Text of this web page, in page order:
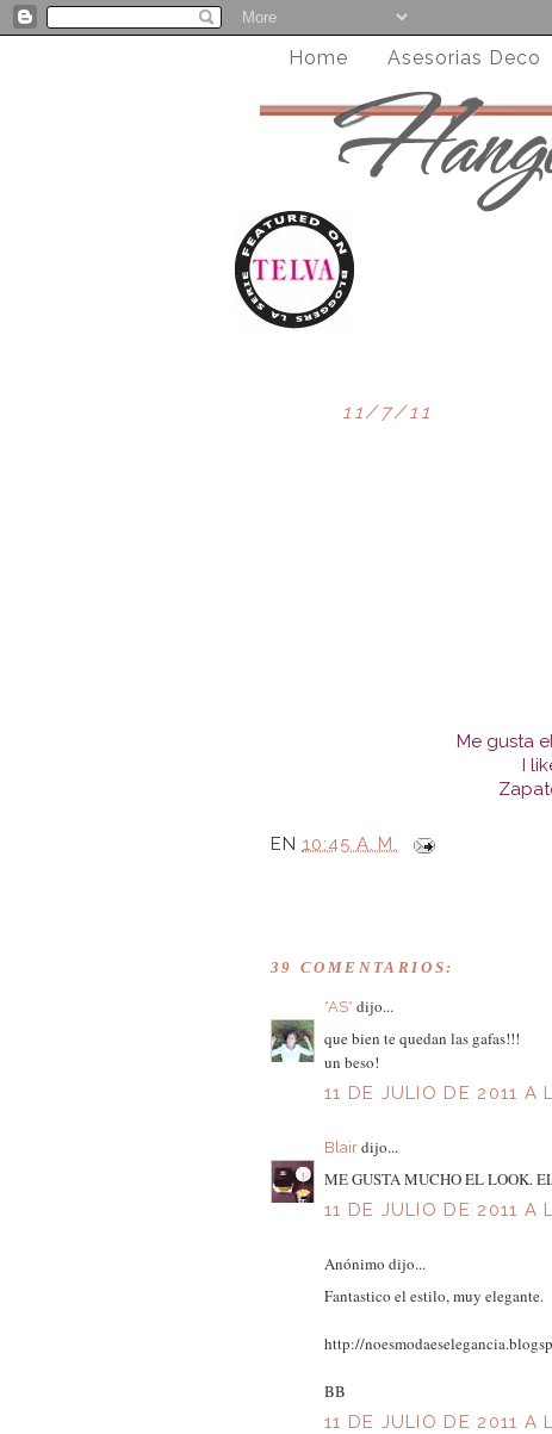
Home Asesorias Deco
11/7/11
Me gusta
I
EN 10:45 A. M.
39 COMENTARIOS:
*AS* dijo...
que bien te quedan las gafas!!!
un beso!
11 DE JULIO DE 2011 A
Blairdijo...
ME GUSTA MUCHO EL LOOK.
11 DE JULIO DE 2011 A
Anónimo dijo...
Fantastico el estilo, muy elegante.
http://
BB
11 DE JULIO DE 2011 A